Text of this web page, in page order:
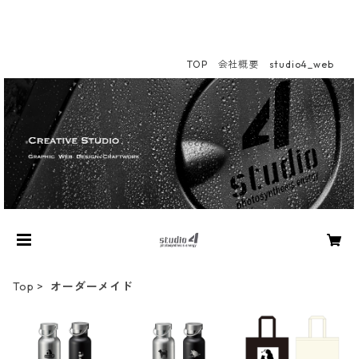
TOP 会社概要 studio4_web
Top オーダーメイド